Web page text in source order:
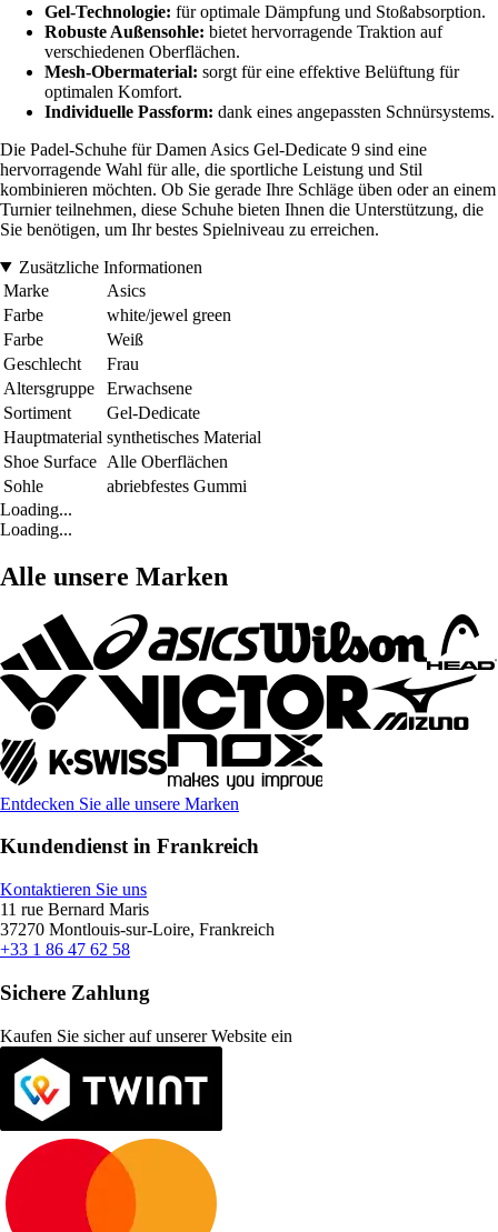
Gel-Technologie: für optimale Dämpfung und Stoßabsorption.
Robuste Außensohle: bietet hervorragende Traktion auf
verschiedenen Oberflächen.
Mesh-Obermaterial: sorgt für eine effektive Belüftung für
optimalen Komfort.
Individuelle Passform: dank eines angepassten Schnürsystems.
Die Padel-Schuhe für Damen Asics Gel-Dedicate 9 sind eine
hervorragende Wahl für alle, die sportliche Leistung und Stil
kombinieren möchten. Ob Sie gerade Ihre Schläge üben oder an einem
Turnier teilnehmen, diese Schuhe bieten Ihnen die Unterstützung, die
Sie benötigen, um Ihr bestes Spielniveau zu erreichen.
Zusätzliche Informationen
Marke
Asics
Farbe
white/jewel green
Farbe
Weiß
Geschlecht
Frau
Altersgruppe
Erwachsene
Sortiment
Gel-Dedicate
Hauptmaterial synthetisches Material
Shoe Surface Alle Oberflächen
Sohle
abriebfestes Gummi
Loading...
Loading...
Alle unsere Marken
Entdecken Sie alle unsere Marken
Kundendienst in Frankreich
Kontaktieren Sie uns
11 rue Bernard Maris
37270 Montlouis-sur-Loire, Frankreich
+33 1 86 47 62 58
Sichere Zahlung
Kaufen Sie sicher auf unserer Website ein